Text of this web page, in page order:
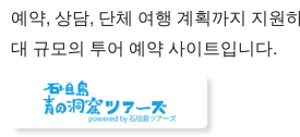
예약, 상담, 단체 여행 계획까지 지원
대 규모의 투어 예약 사이트입니다.